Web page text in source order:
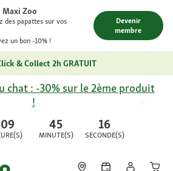
Maxi Zoo
des papattes sur vos
un bon -10% !
Devenir
membre
& Collect 2h GRATUIT
09 45
MINUTE(S)
16
SECONDE(S)
chat : -30% sur le 2ème produit
!